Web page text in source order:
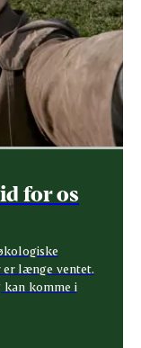
for os
længe ventet.
komme i